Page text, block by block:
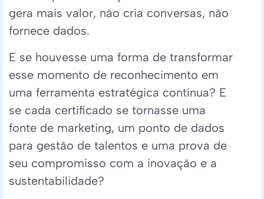
gera mais valor, não cria conversas, não
fornece dados.
E se houvesse uma forma de transformar
esse momento de reconhecimento em
uma ferramenta estratégica contínua? E
se cada certificado se tornasse uma
fonte de marketing, um ponto de dados
para gestão de talentos e uma prova de
seu compromisso com a inovação e a
sustentabilidade?